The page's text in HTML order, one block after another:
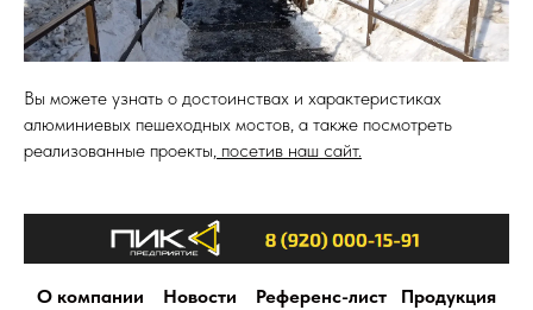
Вы можете узнать о достоинствах и характеристиках
алюминиевых пешеходных мостов, а также посмотреть
реализованные проекты, посетив наш сайт.
О компании Новости Референс-лист
Продукция